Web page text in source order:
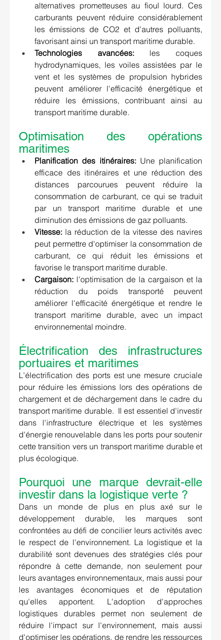
alternatives prometteuses au fioul lourd. Ces
carburants peuvent réduire considérablement
les émissions de CO2 et d'autres polluants,
favorisant ainsi un transport maritime durable.
Technologies avancées: les coques
hydrodynamiques, les voiles assistées par le
vent et les systèmes de propulsion hybrides
peuvent améliorer l'efficacité énergétique et
réduire les émissions, contribuant ainsi au
transport maritime durable.
Optimisation des opérations
maritimes
Planification des itinéraires: Une planification
efficace des itinéraires et une réduction des
distances parcourues peuvent réduire la
consommation de carburant, ce qui se traduit
par un transport maritime durable et une
diminution des émissions de gaz polluants.
Vitesse: la réduction de la vitesse des navires
peut permettre d'optimiser la consommation de
carburant, ce qui réduit les émissions et
favorise le transport maritime durable.
Cargaison: l'optimisation de la cargaison et la
réduction du poids transporté peuvent
améliorer l'efficacité énergétique et rendre le
transport maritime durable, avec un impact
environnemental moindre.
Électrification des infrastructures
portuaires et maritimes
L'électrification des ports est une mesure cruciale
pour réduire les émissions lors des opérations de
chargement et de déchargement dans le cadre du
transport maritime durable.  Il est essentiel d'investir
dans l'infrastructure électrique et les systèmes
d'énergie renouvelable dans les ports pour soutenir
cette transition vers un transport maritime durable et
plus écologique.
Pourquoi une marque devrait-elle
investir dans la logistique verte ?
Dans un monde de plus en plus axé sur le
développement durable, les marques sont
confrontées au défi de concilier leurs activités avec
le respect de l'environnement. La logistique et la
durabilité sont devenues des stratégies clés pour
répondre à cette demande, non seulement pour
leurs avantages environnementaux, mais aussi pour
les avantages économiques et de réputation
qu'elles apportent. L'adoption d'approches
logistiques durables permet non seulement de
réduire l'impact sur l'environnement, mais aussi
d'optimiser les opérations, de rendre les ressources